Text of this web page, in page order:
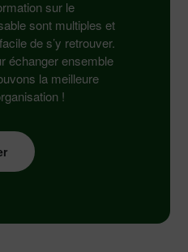
sur le
sont multiples et
de s’y retrouver.
échanger ensemble
la meilleure
!